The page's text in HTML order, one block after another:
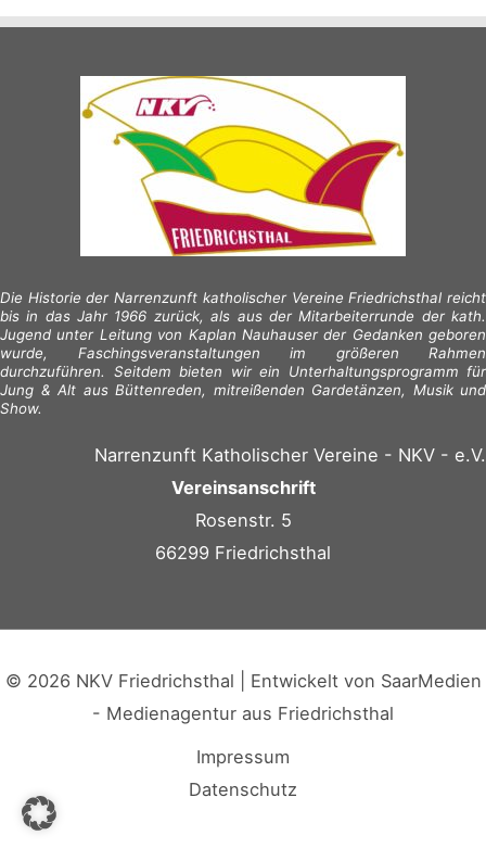
Die Historie der Narrenzunft katholischer Vereine Friedrichsthal reicht
bis in das Jahr 1966 zurück, als aus der Mitarbeiterrunde der kath.
Jugend unter Leitung von Kaplan Nauhauser der Gedanken geboren
wurde, Faschingsveranstaltungen im größeren Rahmen
durchzuführen. Seitdem bieten wir ein Unterhaltungsprogramm für
Jung & Alt aus Büttenreden, mitreißenden Gardetänzen, Musik und
Show.
Narrenzunft Katholischer Vereine - NKV - e.V.
Vereinsanschrift
Rosenstr. 5
66299 Friedrichsthal
© 2026 NKV Friedrichsthal | Entwickelt von SaarMedien
- Medienagentur aus Friedrichsthal
Impressum
Datenschutz